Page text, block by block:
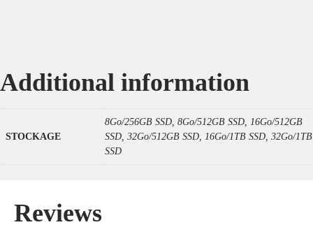
Additional information
STOCKAGE
8Go/256GB SSD, 8Go/512GB SSD, 16Go/512GB
SSD, 32Go/512GB SSD, 16Go/1TB SSD, 32Go/1TB
SSD
Reviews